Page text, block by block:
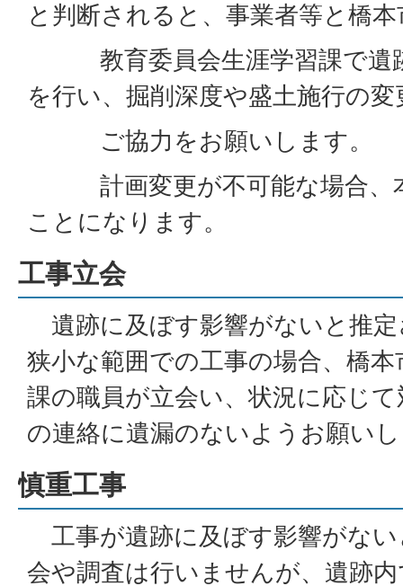
と判断されると、事業者等と橋本
教育委員会生涯学習課で遺
を行い、掘削深度や盛土施行の変
ご協力をお願いします。
計画変更が不可能な場合、
ことになります。
工事立会
遺跡に及ぼす影響がないと推
狭小な範囲での工事の場合、橋
課の職員が立会い、状況に応じ
の連絡に遺漏のないようお願い
慎重工事
工事が遺跡に及ぼす影響がな
会や調査は行いませんが、遺跡